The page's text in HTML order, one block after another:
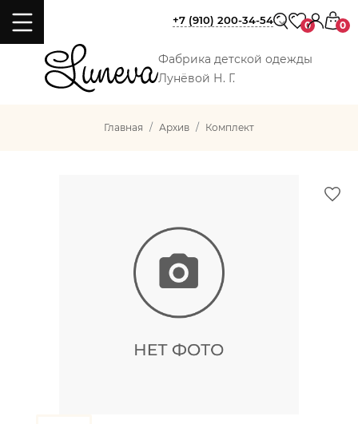
Фабрика детской одежды
Лунёвой Н. Г.
+7 (910) 200-34-54 0 0
Главная Архив Комплект